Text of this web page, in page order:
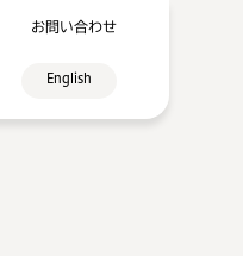
お問い合わせ
English